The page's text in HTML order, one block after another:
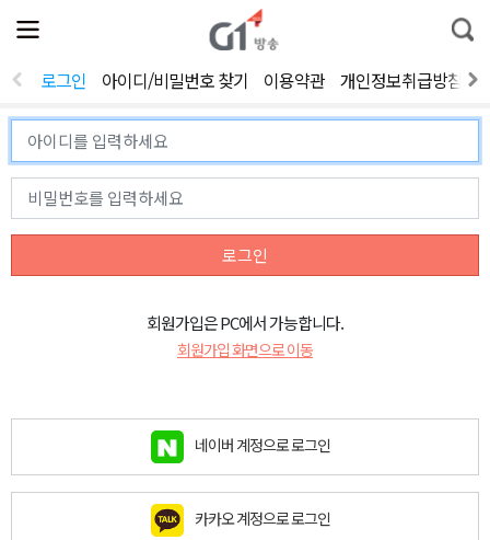
전
체
뉴
열
통
합
색
로그인 아이디/비밀번호 찾기 이용약관 개인정보취급방침
로그인
회원가입은 PC에서 가능합니다.
회원가입 화면으로 이동
네이버 계정으로 로그인
카카오 계정으로 로그인